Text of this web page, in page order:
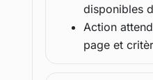
disponibles
Action
page et